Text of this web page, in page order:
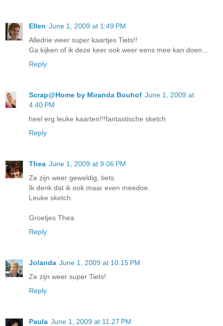
Ellen June 1, 2009 at 1:49 PM
Alledrie weer super kaartjes Tiets!!
Ga kijken of ik deze keer ook weer eens mee kan doen...
Reply
Scrap@Home by Miranda Bouhof June 1, 2009 at
4:40 PM
heel erg leuke kaarten!!!fantastische sketch
Reply
Thea June 1, 2009 at 9:06 PM
Ze zijn weer geweldig, tiets.
Ik denk dat ik ook maar even meedoe.
Leuke sketch.
Groetjes Thea
Reply
Jolanda June 1, 2009 at 10:15 PM
Ze zijn weer super Tiets!
Reply
Paula June 1, 2009 at 11:27 PM